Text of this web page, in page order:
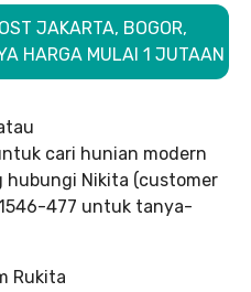
JAKARTA, BOGOR,
HARGA MULAI 1 JUTAAN
cari hunian modern
hubungi Nikita (customer
477 untuk tanya-
Rukita